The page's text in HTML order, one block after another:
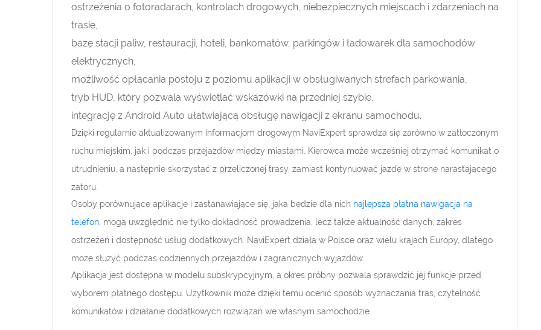
ostrzeżenia o fotoradarach, kontrolach drogowych, niebezpiecznych miejscach i zdarzeniach na
trasie,
bazę stacji paliw, restauracji, hoteli, bankomatów, parkingów i ładowarek dla samochodów
elektrycznych,
możliwość opłacania postoju z poziomu aplikacji w obsługiwanych strefach parkowania,
tryb HUD, który pozwala wyświetlać wskazówki na przedniej szybie,
integrację z Android Auto ułatwiającą obsługę nawigacji z ekranu samochodu.
Dzięki regularnie aktualizowanym informacjom drogowym NaviExpert sprawdza się zarówno w zatłoczonym
ruchu miejskim, jak i podczas przejazdów między miastami. Kierowca może wcześniej otrzymać komunikat o
utrudnieniu, a następnie skorzystać z przeliczonej trasy, zamiast kontynuować jazdę w stronę narastającego
zatoru.
Osoby porównujące aplikacje i zastanawiające się, jaka będzie dla nich najlepsza płatna nawigacja na
telefon , mogą uwzględnić nie tylko dokładność prowadzenia, lecz także aktualność danych, zakres
ostrzeżeń i dostępność usług dodatkowych. NaviExpert działa w Polsce oraz wielu krajach Europy, dlatego
może służyć podczas codziennych przejazdów i zagranicznych wyjazdów.
Aplikacja jest dostępna w modelu subskrypcyjnym, a okres próbny pozwala sprawdzić jej funkcje przed
wyborem płatnego dostępu. Użytkownik może dzięki temu ocenić sposób wyznaczania tras, czytelność
komunikatów i działanie dodatkowych rozwiązań we własnym samochodzie.